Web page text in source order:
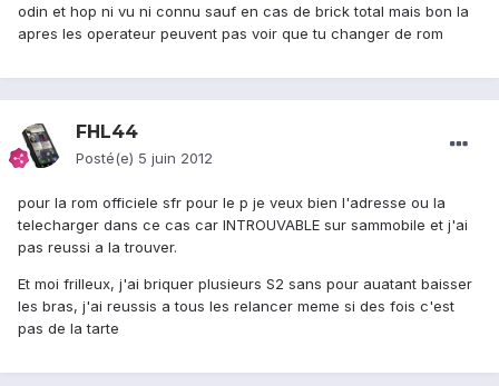
odin et hop ni vu ni connu sauf en cas de brick total mais bon la
apres les operateur peuvent pas voir que tu changer de rom
FHL44
Posté(e) 5 juin 2012
pour la rom officiele sfr pour le p je veux bien l'adresse ou la
telecharger dans ce cas car INTROUVABLE sur sammobile et j'ai
pas reussi a la trouver.
Et moi frilleux, j'ai briquer plusieurs S2 sans pour auatant baisser
les bras, j'ai reussis a tous les relancer meme si des fois c'est
pas de la tarte